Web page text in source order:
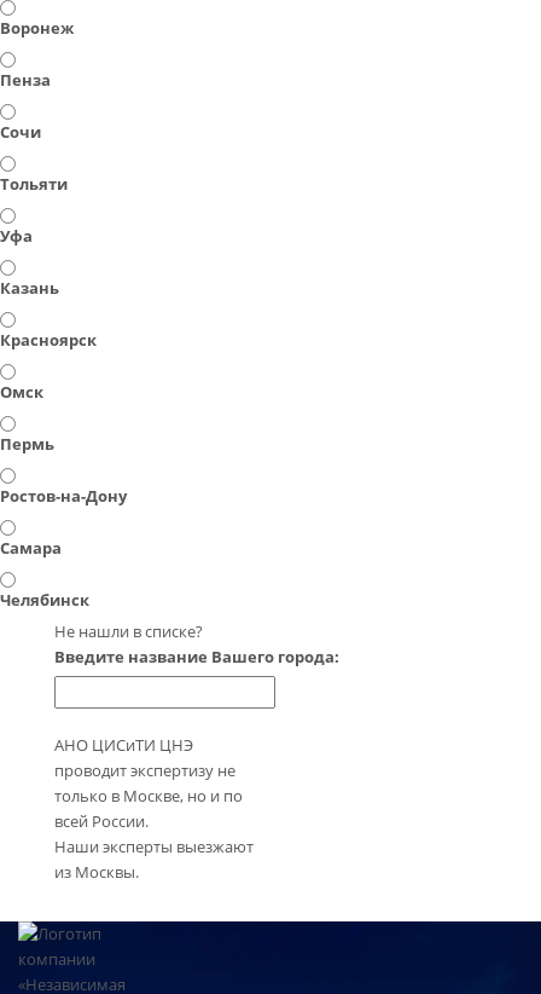
Воронеж
Пенза
Сочи
Тольяти
Уфа
Казань
Красноярск
Омск
Пермь
Ростов-на-Дону
Самара
Челябинск
Не нашли в списке?
Введите название Вашего города:
АНО ЦИСиТИ ЦНЭ
проводит экспертизу не
только в Москве, но и по
всей России.
Наши эксперты выезжают
из Москвы.